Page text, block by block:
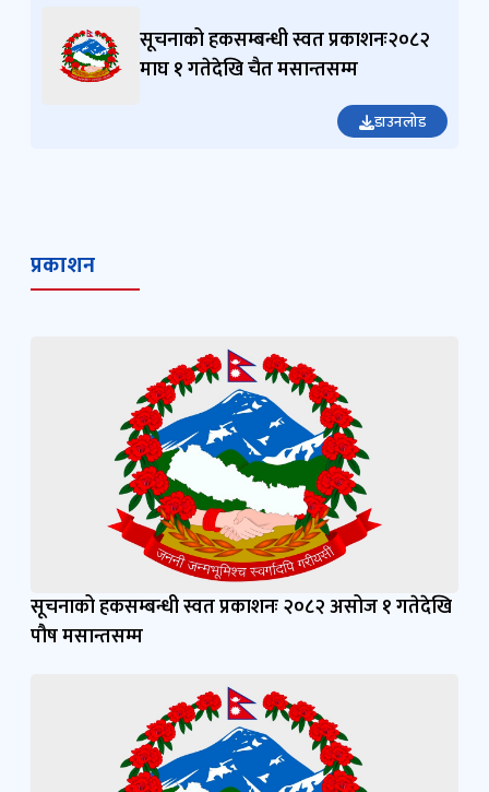
सूचनाको हकसम्बन्धी स्वत प्रकाशनः२०८२
माघ १ गतेदेखि चैत मसान्तसम्म
डाउनलोड
प्रकाशन
सूचनाको हकसम्बन्धी स्वत प्रकाशनः २०८२ असोज १ गतेदेखि
पौष मसान्तसम्म